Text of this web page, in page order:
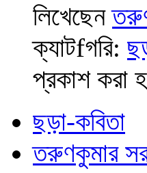
লিখেছেন
ক্যাটfগরি:
প্রকাশ করা
ছড়া-কবিতা
তরুণকুমার